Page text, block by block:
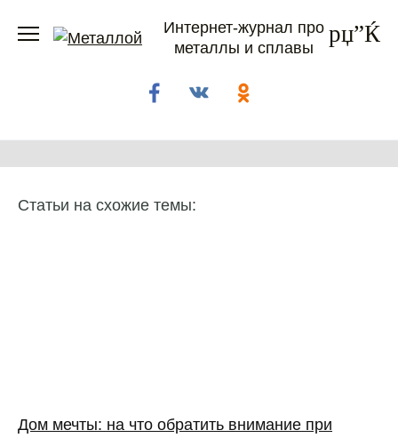
Интернет-журнал про
металлы и сплавы
Статьи на схожие темы:
Дом мечты: на что обратить внимание при